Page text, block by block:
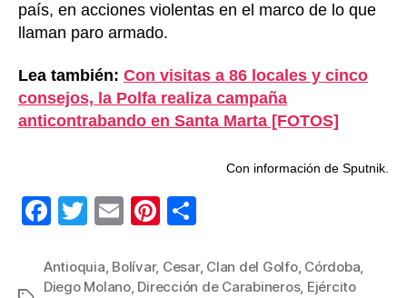
país, en acciones violentas en el marco de lo que
llaman paro armado.
Lea también: Con visitas a 86 locales y cinco
consejos, la Polfa realiza campaña
anticontrabando en Santa Marta [FOTOS]
Con información de Sputnik.
F
c
T
tt
E
ail
Pi
er m
Antioquia, Bolívar, Cesar, Clan del Golfo, Córdoba,
Diego Molano, Dirección de Carabineros, Ejército